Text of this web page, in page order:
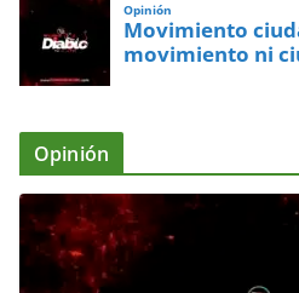
Opinión
Movimiento
movimiento ni
Opinión